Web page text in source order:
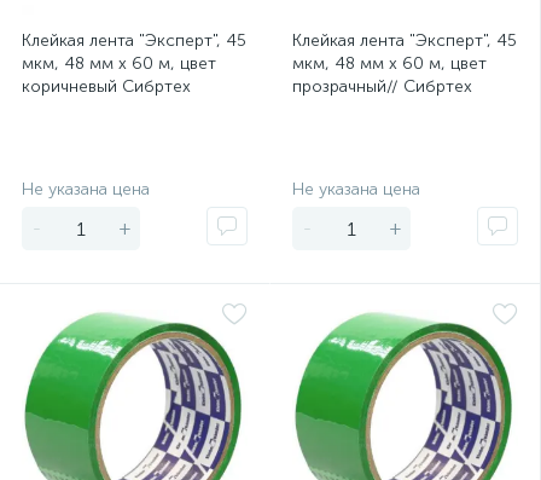
Клейкая лента "Эксперт", 45
мкм, 48 мм х 60 м, цвет
коричневый Сибртех
Не указана цена
- +
Клейкая лента "Эксперт", 45
мкм, 48 мм х 60 м, цвет
прозрачный// Сибртех
Не указана цена
- +